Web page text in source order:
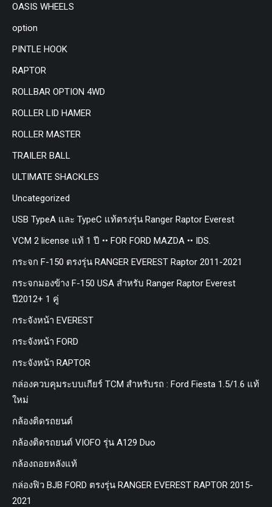
OASIS WHEELS
option
PINTLE HOOK
RAPTOR
ROLLBAR OPTION 4WD
ROLLER LID HAMER
ROLLER MASTER
TRAILER BALL
ULTIMATE SHACKLES
Uncategorized
USB TypeA และ TypeC แท้ตรงรุ่น Ranger Raptor Everest
VCM 2 license แท้ 1 ปี •• FOR FORD MAZDA •• IDS.
กระจก F-150 ตรงรุ่น RANGER EVEREST Raptor 2011-2021
กระจกมองข้าง F-150 USA สำหรับ Ranger Raptor Everest
ปี2012+ 1 คู่
กระจังหน้า EVEREST
กระจังหน้า FORD
กระจังหน้า RAPTOR
กล่องควบคุมระบบเกียร์ TCM สำหรับรถ : Ford Fiesta 1.5/1.6 แท้
ใหม่
กล้องติดรถยนต์
กล้องติดรถยนต์ VIOFO รุ่น A129 Duo
กล้องถอยหลังแท้
กล่องฟิว BJB FORD ตรงรุ่น RANGER EVEREST RAPTOR 2015-
2021